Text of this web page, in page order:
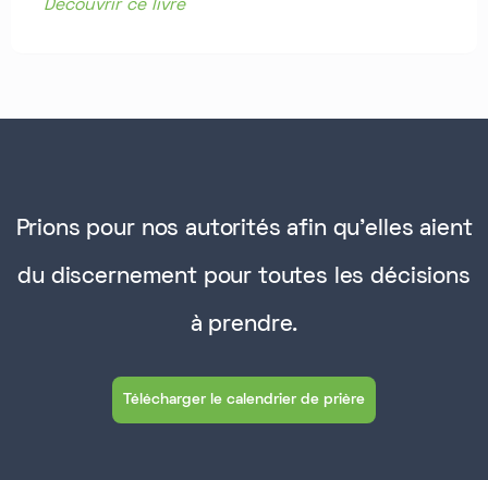
Découvrir ce livre
Prions pour nos autorités afin qu'elles aient
du discernement pour toutes les décisions
à prendre.
Télécharger le calendrier de prière